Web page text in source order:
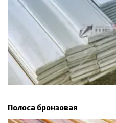
Полоса бронзовая